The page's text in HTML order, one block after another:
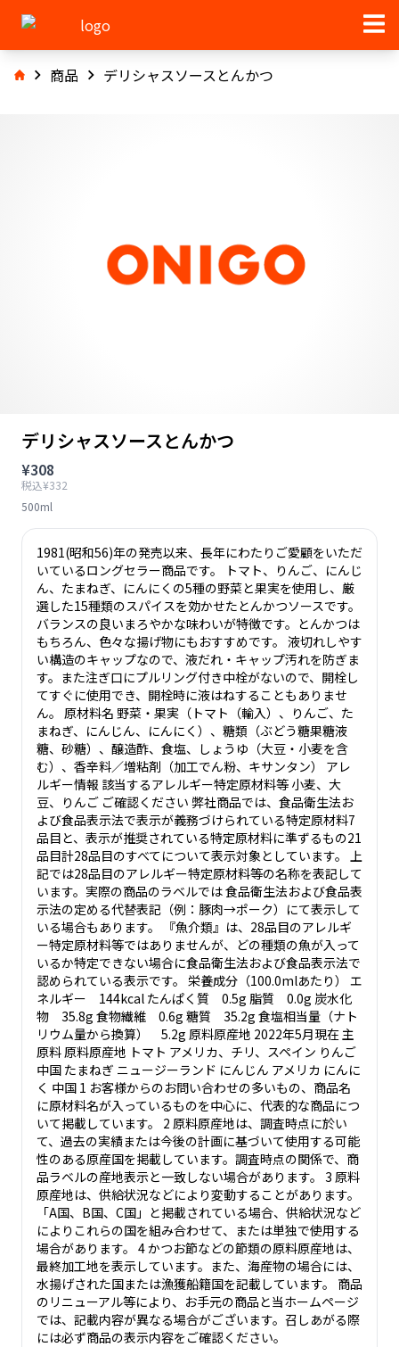
商品 デリシャスソースとんかつ
デリシャスソースとんかつ
¥308
税込¥332
500ml
1981(昭和56)年の発売以来、長年にわたりご愛顧をいただ
いているロングセラー商品です。 トマト、りんご、にんじ
ん、たまねぎ、にんにくの5種の野菜と果実を使用し、厳
選した15種類のスパイスを効かせたとんかつソースです。
バランスの良いまろやかな味わいが特徴です。とんかつは
もちろん、色々な揚げ物にもおすすめです。 液切れしやす
い構造のキャップなので、液だれ・キャップ汚れを防ぎま
す。また注ぎ口にプルリング付き中栓がないので、開栓し
てすぐに使用でき、開栓時に液はねすることもありませ
ん。 原材料名 野菜・果実（トマト（輸入）、りんご、た
まねぎ、にんじん、にんにく）、糖類（ぶどう糖果糖液
糖、砂糖）、醸造酢、食塩、しょうゆ（大豆・小麦を含
む）、香辛料／増粘剤（加工でん粉、キサンタン） アレ
ルギー情報 該当するアレルギー特定原材料等 小麦、大
豆、りんご ご確認ください 弊社商品では、食品衛生法お
よび食品表示法で表示が義務づけられている特定原材料7
品目と、表示が推奨されている特定原材料に準ずるもの21
品目計28品目のすべてについて表示対象としています。 上
記では28品目のアレルギー特定原材料等の名称を表記して
います。実際の商品のラベルでは 食品衛生法および食品表
示法の定める代替表記（例：豚肉→ポーク）にて表示して
いる場合もあります。 『魚介類』は、28品目のアレルギ
ー特定原材料等ではありませんが、どの種類の魚が入って
いるか特定できない場合に食品衛生法および食品表示法で
認められている表示です。 栄養成分（100.0mlあたり） エ
ネルギー 144kcal たんぱく質 0.5g 脂質 0.0g 炭水化
物 35.8g 食物繊維 0.6g 糖質 35.2g 食塩相当量（ナト
リウム量から換算） 5.2g 原料原産地 2022年5月現在 主
原料 原料原産地 トマト アメリカ、チリ、スペイン りんご
中国 たまねぎ ニュージーランド にんじん アメリカ にんに
く 中国 1 お客様からのお問い合わせの多いもの、商品名
に原材料名が入っているものを中心に、代表的な商品につ
いて掲載しています。 2 原料原産地は、調査時点に於い
て、過去の実績または今後の計画に基づいて使用する可能
性のある原産国を掲載しています。調査時点の関係で、商
品ラベルの産地表示と一致しない場合があります。 3 原料
原産地は、供給状況などにより変動することがあります。
「A国、B国、C国」と掲載されている場合、供給状況など
によりこれらの国を組み合わせて、または単独で使用する
場合があります。 4 かつお節などの節類の原料原産地は、
最終加工地を表示しています。また、海産物の場合には、
水揚げされた国または漁獲船籍国を記載しています。 商品
のリニューアル等により、お手元の商品と当ホームページ
では、記載内容が異なる場合がございます。召しあがる際
には必ず商品の表示内容をご確認ください。